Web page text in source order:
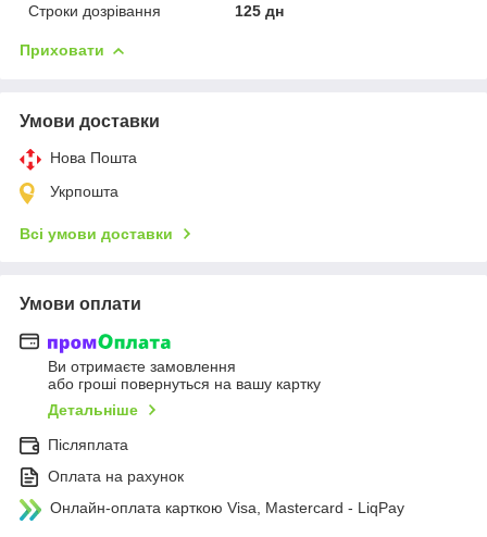
Строки дозрівання
125 дн
Приховати
Умови доставки
Нова Пошта
Укрпошта
Всі умови доставки
Умови оплати
Ви отримаєте замовлення
або гроші повернуться на вашу картку
Детальніше
Післяплата
Оплата на рахунок
Онлайн-оплата карткою Visa, Mastercard - LiqPay